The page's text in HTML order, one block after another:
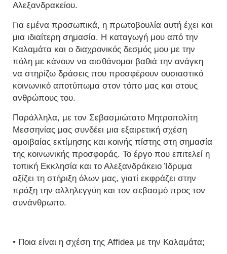
Αλεξανδρακείου.
Για εμένα προσωπικά, η πρωτοβουλία αυτή έχει και
μια ιδιαίτερη σημασία. Η καταγωγή μου από την
Καλαμάτα και ο διαχρονικός δεσμός μου με την
πόλη με κάνουν να αισθάνομαι βαθιά την ανάγκη
να στηρίζω δράσεις που προσφέρουν ουσιαστικό
κοινωνικό αποτύπωμα στον τόπο μας και στους
ανθρώπους του.
Παράλληλα, με τον Σεβασμιώτατο Μητροπολίτη
Μεσσηνίας μας συνδέει μια εξαιρετική σχέση
αμοιβαίας εκτίμησης και κοινής πίστης στη σημασία
της κοινωνικής προσφοράς. Το έργο που επιτελεί η
τοπική Εκκλησία και το Αλεξανδράκειο Ίδρυμα
αξίζει τη στήριξη όλων μας, γιατί εκφράζει στην
πράξη την αλληλεγγύη και τον σεβασμό προς τον
συνάνθρωπο.
• Ποια είναι η σχέση της Affidea με την Καλαμάτα;